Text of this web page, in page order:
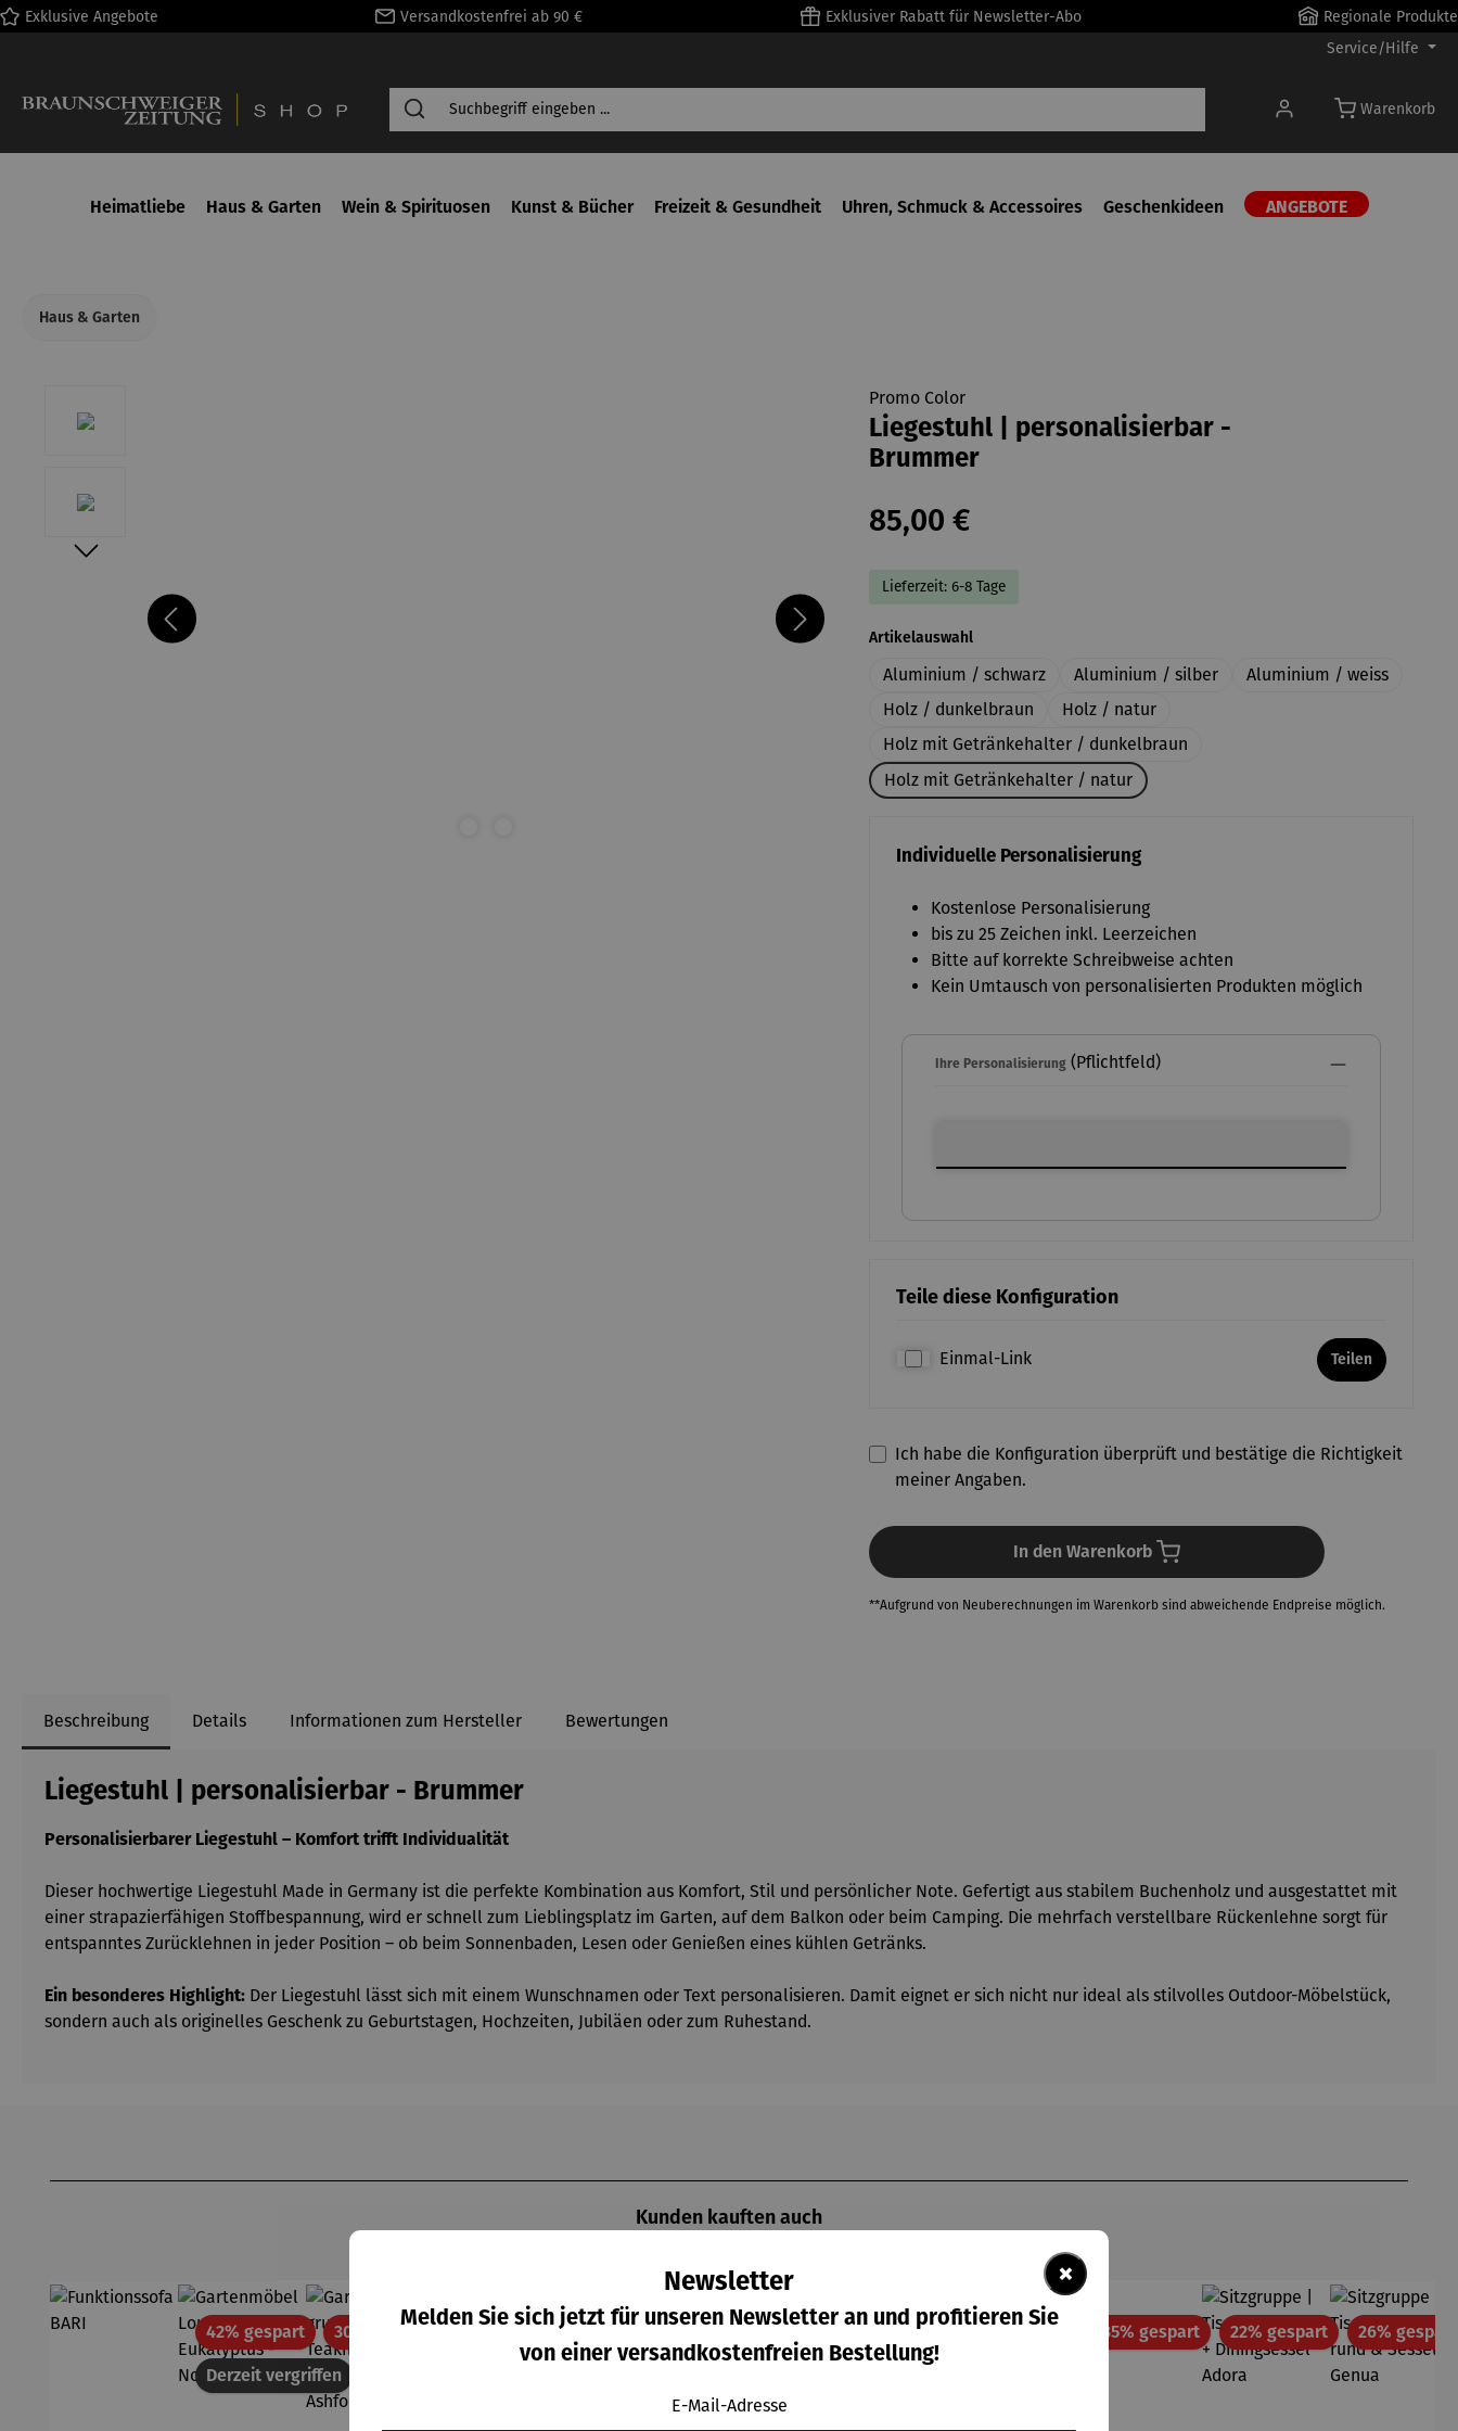
Zur Hauptnavigation springen
Exklusive Angebote Versandkostenfrei ab 90 € Exklusiver Rabatt für Newsletter-Abo
Regionale Produkte
Service/Hilfe
Warenkorb
Heimatliebe Haus & Garten Wein & Spirituosen Kunst & Bücher Freizeit & Gesundheit Uhren, Schmuck & Accessoires Geschenkideen ANGEBOTE
Haus & Garten
Promo Color
Liegestuhl | personalisierbar -
Brummer
85,00 €
Lieferzeit: 6-8 Tage
Artikelauswahlauswählen
Aluminium / schwarz Aluminium / silber
Aluminium / weiss
Holz / dunkelbraun
Holz / natur
Holz mit Getränkehalter / dunkelbraun
Holz mit Getränkehalter / natur
Individuelle Personalisierung
Kostenlose Personalisierung
bis zu 25 Zeichen inkl. Leerzeichen
Bitte auf korrekte Schreibweise achten
Kein Umtausch von personalisierten Produkten möglich
Ihre Personalisierung(Pflichtfeld)
Teile diese Konfiguration
Einmal-Link Teilen
Ich habe die Konfiguration überprüft und bestätige die Richtigkeit
meiner Angaben.
In den Warenkorb
**Aufgrund von Neuberechnungen im Warenkorb sind abweichende Endpreise möglich.
Beschreibung Details Informationen zum Hersteller Bewertungen
Liegestuhl | personalisierbar - Brummer
Personalisierbarer Liegestuhl – Komfort trifft Individualität
Dieser hochwertige Liegestuhl Made in Germany ist die perfekte Kombination aus Komfort, Stil und persönlicher Note. Gefertigt aus stabilem Buchenholz und ausgestattet mit
einer strapazierfähigen Stoffbespannung, wird er schnell zum Lieblingsplatz im Garten, auf dem Balkon oder beim Camping. Die mehrfach verstellbare Rückenlehne sorgt für
entspanntes Zurücklehnen in jeder Position – ob beim Sonnenbaden, Lesen oder Genießen eines kühlen Getränks.
Ein besonderes Highlight: Der Liegestuhl lässt sich mit einem Wunschnamen oder Text personalisieren. Damit eignet er sich nicht nur ideal als stilvolles Outdoor-Möbelstück,
sondern auch als originelles Geschenk zu Geburtstagen, Hochzeiten, Jubiläen oder zum Ruhestand.
Kunden kauften auch
Derzeit vergriffen
42% gespartRabatt30% gespartRabatt Derzeit vergriffen 7% gespartRabatt35% gespart Rabatt35% gespartRabatt22% gespartRabatt26% gespart
×
Newsletter
Melden Sie sich jetzt für unseren Newsletter an und profitieren Sie
von einer versandkostenfreien Bestellung!
E-Mail-Adresse